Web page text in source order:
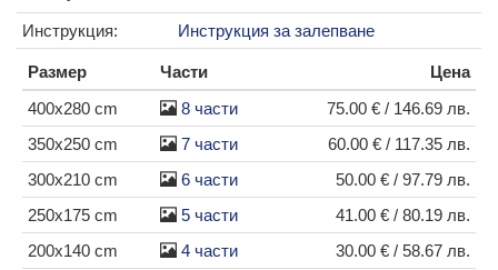
Инструкция: Инструкция за залепване
Размер Части
Цена
400x280 cm
8 части
75.00 € / 146.69 лв.
350x250 cm
7 части
60.00 € / 117.35 лв.
300x210 cm
6 части
50.00 € / 97.79 лв.
250x175 cm
5 части
41.00 € / 80.19 лв.
200x140 cm
4 части
30.00 € / 58.67 лв.